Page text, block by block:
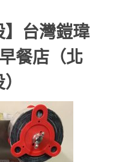
】台灣鎧瑋
餐店（北